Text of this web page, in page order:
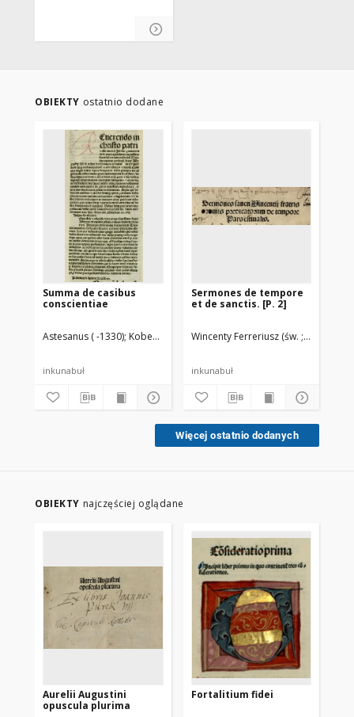
OBIEKTY ostatnio dodane
Summa de casibus
conscientiae
Astesanus ( -1330) Koberger, Anton (ca 1440-1513). Druk. Bellati,
inkunabuł
Sermones de tempore
et de sanctis. [P. 2]
Wincenty Ferreriusz (św. ; ca 1350-
inkunabuł
Więcej ostatnio dodanych
OBIEKTY najczęściej oglądane
Aurelii Augustini
opuscula plurima
Fortalitium fidei